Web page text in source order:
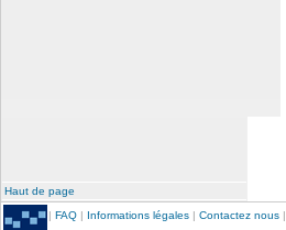
Haut de page
| FAQ | Informations légales | Contactez nous |